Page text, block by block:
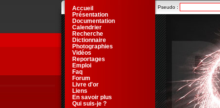
Pseudo :
Accueil
Présentation
Documentation
Calendrier
Recherche
Dictionnaire
Photographies
Vidéos
Reportages
Emploi
Faq
Forum
Livre d'or
Liens
En savoir plus
Qui suis-je ?